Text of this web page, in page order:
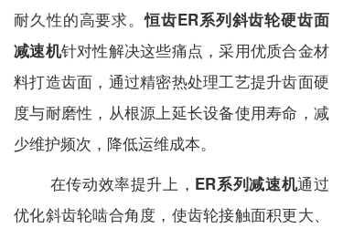
耐久性的高要求。恒齿ER系列斜齿轮硬齿面
减速机针对性解决这些痛点，采用优质合金材
料打造齿面，通过精密热处理工艺提升齿面硬
度与耐磨性，从根源上延长设备使用寿命，减
少维护频次，降低运维成本。
在传动效率提升上， ER系列减速机通过
优化斜齿轮啮合角度，使齿轮接触面积更大、